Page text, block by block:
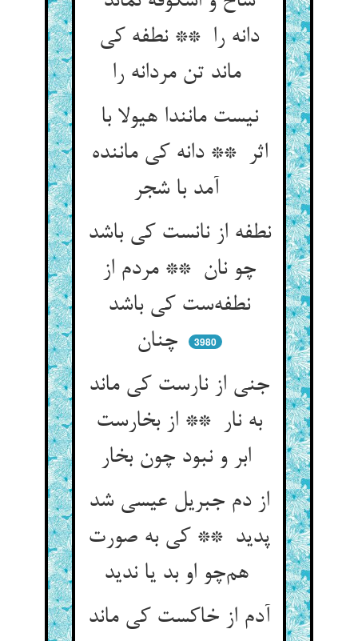
دانه را ** نطفه کی
ماند تن مردانه را
نیست مانندا هیولا با
اثر ** دانه کی ماننده
نطفه از نانست کی باشد
چو نان ** مردم از
نطفه‌ست کی باشد
چنان
3980
جنی از نارست کی ماند
به نار ** از بخارست
از دم جبریل عیسی شد
پدید ** کی به صورت
هم‌چو او بد یا ندید
آدم از خاکست کی ماند